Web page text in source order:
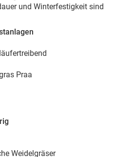
und Winterfestigkeit sind
Praa
Weidelgräser